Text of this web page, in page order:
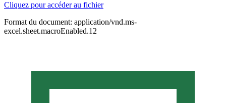
Cliquez pour accéder au fichier
Format du document: application/vnd.ms-
excel.sheet.macroEnabled.12